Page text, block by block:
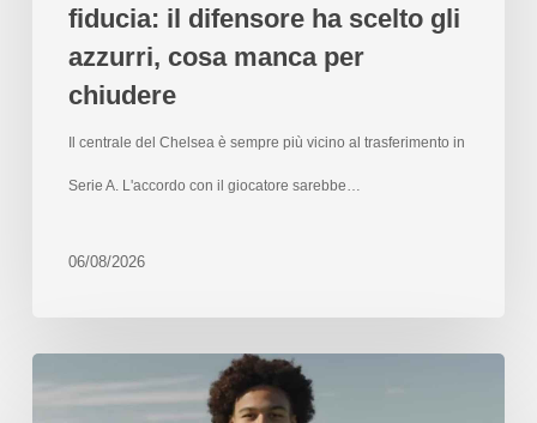
fiducia: il difensore ha scelto gli
azzurri, cosa manca per
chiudere
Il centrale del Chelsea è sempre più vicino al trasferimento in
Serie A. L'accordo con il giocatore sarebbe…
06/08/2026